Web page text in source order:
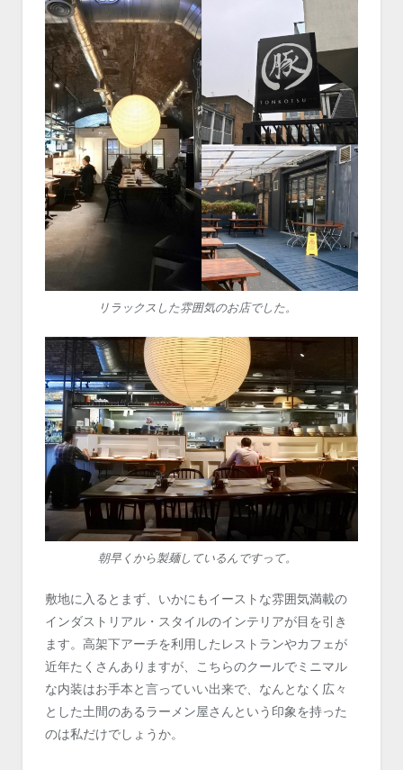
リラックスした雰囲気のお店でした。
朝早くから製麺しているんですって。
敷地に入るとまず、いかにもイーストな雰囲気満載の
インダストリアル・スタイルのインテリアが目を引き
ます。高架下アーチを利用したレストランやカフェが
近年たくさんありますが、こちらのクールでミニマル
な内装はお手本と言っていい出来で、なんとなく広々
とした土間のあるラーメン屋さんという印象を持った
のは私だけでしょうか。